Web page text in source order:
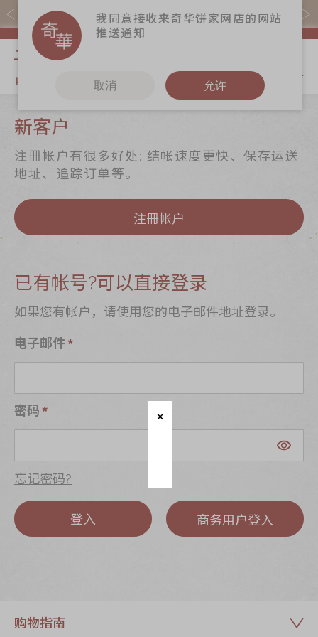
易赏钱会员凭推广码购买现货产品可赚易赏钱($5=1分)
关于奇华
奇华传奇
最新推广
商务销售
奇华网志
奇华饼食
贺年食品
手信礼品
时令食品
FRIENDS礼盒
所有产品
产品价目表
更多
奇华工作坊
EN 繁體
已有帐号?可以直接登录
如果您有帐户，请使用您的电子邮件地址登录。
电子邮件
密码
登入 商务用户登入
忘记密码?
新客户
注冊帐户有很多好处: 结帐速度更快、保存运送
地址、追踪订单等。
注冊帐户
购物指南
我同意接收来奇华饼家网店的网站
推送通知
取消 允许